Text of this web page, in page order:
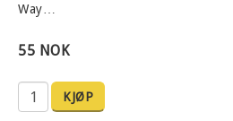
Way…
55 NOK
KJØP